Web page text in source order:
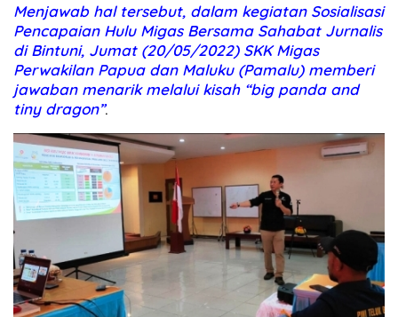
Menjawab hal tersebut, dalam kegiatan Sosialisasi
Pencapaian Hulu Migas Bersama Sahabat Jurnalis
di Bintuni, Jumat (20/05/2022) SKK Migas
Perwakilan Papua dan Maluku (Pamalu) memberi
jawaban menarik melalui kisah “big panda and
tiny dragon”.